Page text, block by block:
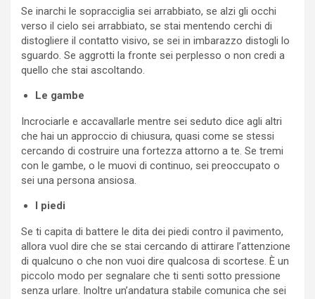
Se inarchi le sopracciglia sei arrabbiato, se alzi gli occhi
verso il cielo sei arrabbiato, se stai mentendo cerchi di
distogliere il contatto visivo, se sei in imbarazzo distogli lo
sguardo. Se aggrotti la fronte sei perplesso o non credi a
quello che stai ascoltando.
Le gambe
Incrociarle e accavallarle mentre sei seduto dice agli altri
che hai un approccio di chiusura, quasi come se stessi
cercando di costruire una fortezza attorno a te. Se tremi
con le gambe, o le muovi di continuo, sei preoccupato o
sei una persona ansiosa.
I piedi
Se ti capita di battere le dita dei piedi contro il pavimento,
allora vuol dire che se stai cercando di attirare l’attenzione
di qualcuno o che non vuoi dire qualcosa di scortese. È un
piccolo modo per segnalare che ti senti sotto pressione
senza urlare. Inoltre un’andatura stabile comunica che sei